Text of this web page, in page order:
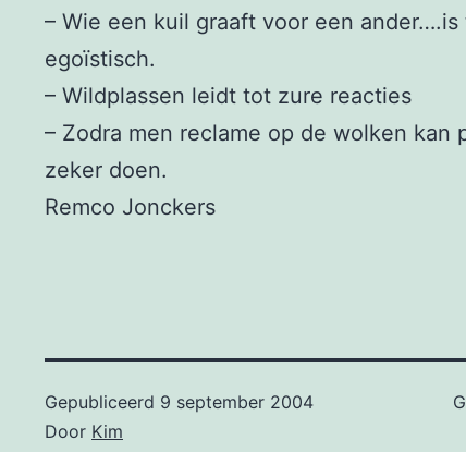
– Wie een kuil graaft voor een
egoïstisch.
– Wildplassen leidt tot zure reacties
– Zodra men reclame op de wolken kan
zeker doen.
Remco Jonckers
Gepubliceerd 9 september 2004
Door Kim